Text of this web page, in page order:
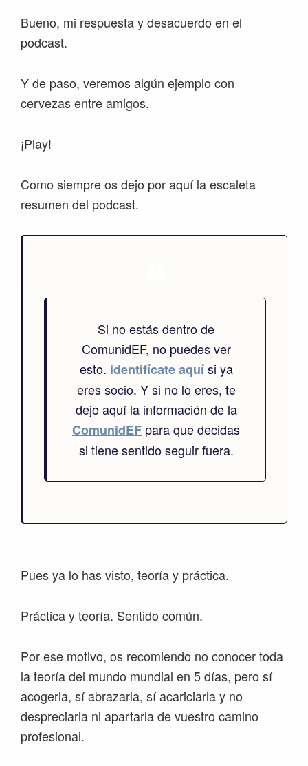
Bueno, mi respuesta y desacuerdo en el
podcast.
Y de paso, veremos algún ejemplo con
cervezas entre amigos.
¡Play!
Como siempre os dejo por aquí la escaleta
resumen del podcast.
Si no estás dentro de
ComunidEF, no puedes ver
esto. identifícate aquísi ya
eres socio. Y si no lo eres, te
dejo aquí la información de la
ComunidEF para que decidas
si tiene sentido seguir fuera.
Pues ya lo has visto, teoría y práctica.
Práctica y teoría. Sentido común.
Por ese motivo, os recomiendo no conocer toda
la teoría del mundo mundial en 5 días, pero sí
acogerla, sí abrazarla, sí acariciarla y no
despreciarla ni apartarla de vuestro camino
profesional.